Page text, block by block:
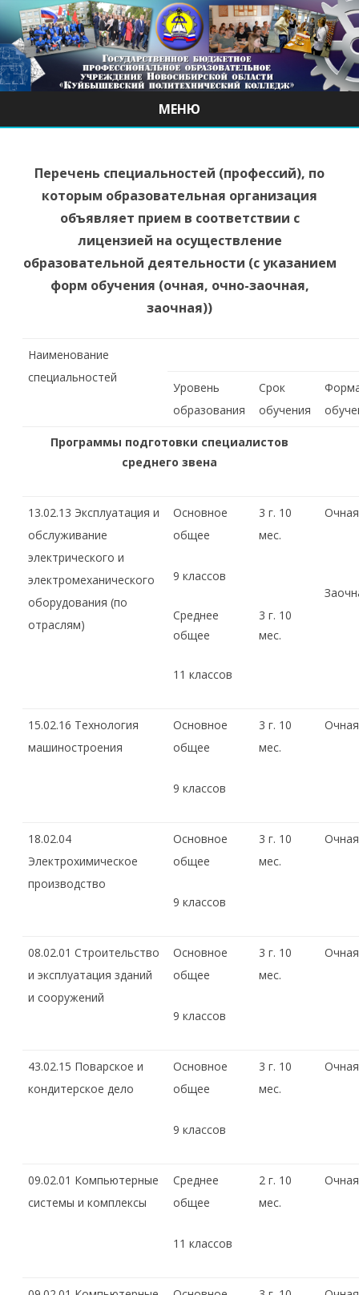
МЕНЮ
Перечень специальностей (профессий), по
которым образовательная организация
объявляет прием в соответствии с
лицензией на осуществление
образовательной деятельности (с указанием
форм обучения (очная, очно-заочная,
заочная))
Наименование
специальностей
Уровень
образования
Срок
обучения
Программы подготовки специалистов
среднего звена
13.02.13 Эксплуатация и
обслуживание
электрического и
электромеханического
оборудования (по
отраслям)
Основное
общее
9 классов
Среднее
общее
11 классов
3 г. 10
мес.
3 г. 10
мес.
Очная
15.02.16 Технология
машиностроения
Основное
общее
9 классов
3 г. 10
мес.
Очная
18.02.04
Электрохимическое
производство
Основное
общее
9 классов
3 г. 10
мес.
Очная
08.02.01 Строительство
и эксплуатация зданий
и сооружений
Основное
общее
9 классов
3 г. 10
мес.
Очная
43.02.15 Поварское и
кондитерское дело
Основное
общее
9 классов
3 г. 10
мес.
Очная
09.02.01 Компьютерные
системы и комплексы
Среднее
общее
11 классов
2 г. 10
мес.
Очная